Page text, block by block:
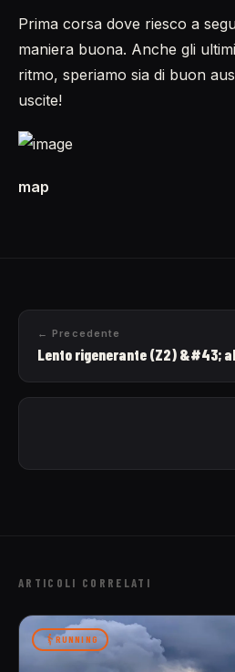
Prima corsa dove riesco a
maniera buona. Anche gli
ritmo, speriamo sia di buon
uscite!
map
← Precedente
Lento rigenerante (Z2) &#43;
ARTICOLI CORRELATI
RUNNING